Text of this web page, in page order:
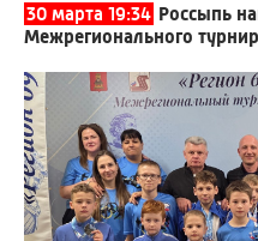
30 марта 19:34 Россыпь
Межрегионального